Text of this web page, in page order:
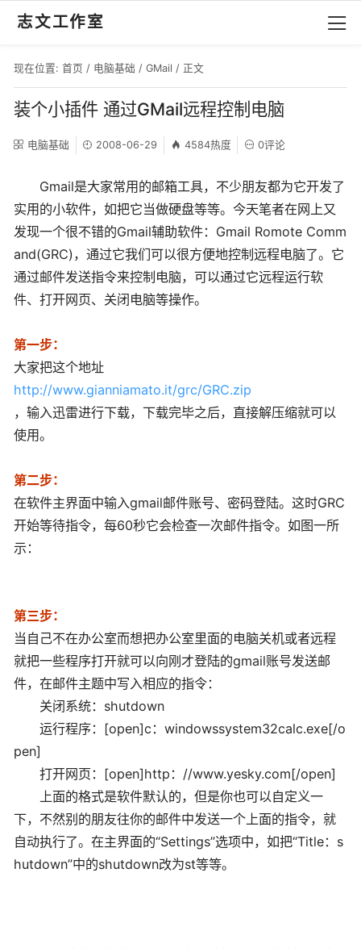
志文工作室
现在位置: 首页 / 电脑基础 / GMail / 正文
装个小插件 通过GMail远程控制电脑
电脑基础 2008-06-29 4584热度 0评论
Gmail是大家常用的邮箱工具，不少朋友都为它开发了
实用的小软件，如把它当做硬盘等等。今天笔者在网上又
发现一个很不错的Gmail辅助软件：Gmail Romote Comm
and(GRC)，通过它我们可以很方便地控制远程电脑了。它
通过邮件发送指令来控制电脑，可以通过它远程运行软
件、打开网页、关闭电脑等操作。
第一步：
大家把这个地址
http://www.gianniamato.it/grc/GRC.zip
，输入迅雷进行下载，下载完毕之后，直接解压缩就可以
使用。
第二步：
在软件主界面中输入gmail邮件账号、密码登陆。这时GRC
开始等待指令，每60秒它会检查一次邮件指令。如图一所
示：
第三步：
当自己不在办公室而想把办公室里面的电脑关机或者远程
就把一些程序打开就可以向刚才登陆的gmail账号发送邮
件，在邮件主题中写入相应的指令：
关闭系统：shutdown
运行程序：[open]c：windowssystem32calc.exe[/o
pen]
打开网页：[open]http：//www.yesky.com[/open]
上面的格式是软件默认的，但是你也可以自定义一
下，不然别的朋友往你的邮件中发送一个上面的指令，就
自动执行了。在主界面的“Settings”选项中，如把“Title：s
hutdown”中的shutdown改为st等等。